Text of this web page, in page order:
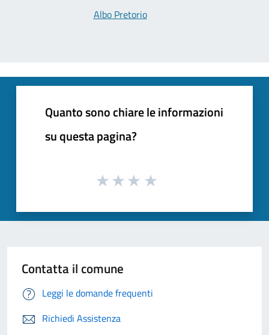
Albo Pretorio
Quanto sono chiare le informazioni
su questa pagina?
Contatta il comune
Leggi le domande frequenti
Richiedi Assistenza